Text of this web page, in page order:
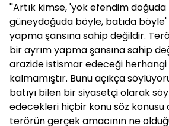
''Artık kimse, 'yok efendim
güneydoğuda böyle, batıda böyle'
yapma şansına sahip değildir.
bir ayrım yapma şansına sahip
arazide istismar edeceği
kalmamıştır. Bunu açıkça
batıyı bilen bir siyasetçi olarak
edecekleri hiçbir konu söz konusu
terörün gerçek amacının ne